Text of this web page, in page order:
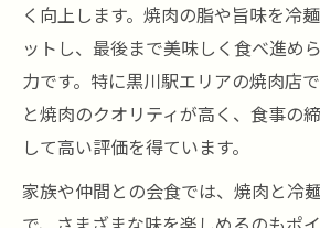
く向上します。焼肉の脂や旨味を冷
ットし、最後まで美味しく食べ進め
力です。特に黒川駅エリアの焼肉店
と焼肉のクオリティが高く、食事の
して高い評価を得ています。
家族や仲間との会食では、焼肉と冷